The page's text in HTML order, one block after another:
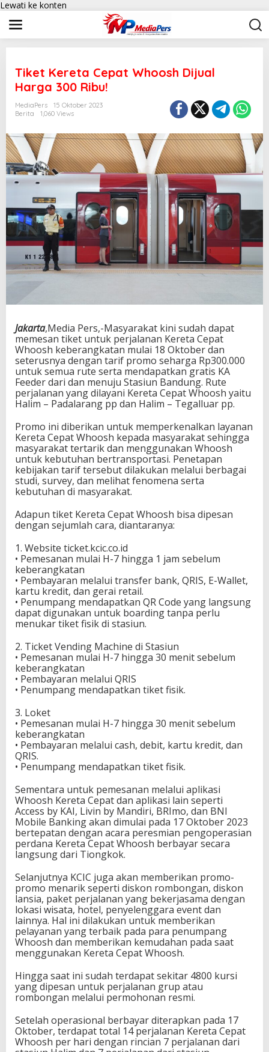
Lewati ke konten
Tiket Kereta Cepat Whoosh Dijual
Harga 300 Ribu!
MediaPers
15 Oktober 2023
Berita
1,060 Views
Jakarta,Media Pers,-Masyarakat kini sudah dapat
memesan tiket untuk perjalanan Kereta Cepat
Whoosh keberangkatan mulai 18 Oktober dan
seterusnya dengan tarif promo seharga Rp300.000
untuk semua rute serta mendapatkan gratis KA
Feeder dari dan menuju Stasiun Bandung. Rute
perjalanan yang dilayani Kereta Cepat Whoosh yaitu
Halim – Padalarang pp dan Halim – Tegalluar pp.
Promo ini diberikan untuk memperkenalkan layanan
Kereta Cepat Whoosh kepada masyarakat sehingga
masyarakat tertarik dan menggunakan Whoosh
untuk kebutuhan bertransportasi. Penetapan
kebijakan tarif tersebut dilakukan melalui berbagai
studi, survey, dan melihat fenomena serta
kebutuhan di masyarakat.
Adapun tiket Kereta Cepat Whoosh bisa dipesan
dengan sejumlah cara, diantaranya:
1. Website ticket.kcic.co.id
• Pemesanan mulai H-7 hingga 1 jam sebelum
keberangkatan
• Pembayaran melalui transfer bank, QRIS, E-Wallet,
kartu kredit, dan gerai retail.
• Penumpang mendapatkan QR Code yang langsung
dapat digunakan untuk boarding tanpa perlu
menukar tiket fisik di stasiun.
2. Ticket Vending Machine di Stasiun
• Pemesanan mulai H-7 hingga 30 menit sebelum
keberangkatan
• Pembayaran melalui QRIS
• Penumpang mendapatkan tiket fisik.
3. Loket
• Pemesanan mulai H-7 hingga 30 menit sebelum
keberangkatan
• Pembayaran melalui cash, debit, kartu kredit, dan
QRIS.
• Penumpang mendapatkan tiket fisik.
Sementara untuk pemesanan melalui aplikasi
Whoosh Kereta Cepat dan aplikasi lain seperti
Access by KAI, Livin by Mandiri, BRImo, dan BNI
Mobile Banking akan dimulai pada 17 Oktober 2023
bertepatan dengan acara peresmian pengoperasian
perdana Kereta Cepat Whoosh berbayar secara
langsung dari Tiongkok.
Selanjutnya KCIC juga akan memberikan promo-
promo menarik seperti diskon rombongan, diskon
lansia, paket perjalanan yang bekerjasama dengan
lokasi wisata, hotel, penyelenggara event dan
lainnya. Hal ini dilakukan untuk memberikan
pelayanan yang terbaik pada para penumpang
Whoosh dan memberikan kemudahan pada saat
menggunakan Kereta Cepat Whoosh.
Hingga saat ini sudah terdapat sekitar 4800 kursi
yang dipesan untuk perjalanan grup atau
rombongan melalui permohonan resmi.
Setelah operasional berbayar diterapkan pada 17
Oktober, terdapat total 14 perjalanan Kereta Cepat
Whoosh per hari dengan rincian 7 perjalanan dari